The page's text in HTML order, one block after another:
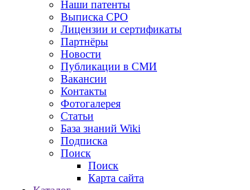
Наши патенты
Выписка СРО
Лицензии и сертификаты
Партнёры
Новости
Публикации в СМИ
Вакансии
Контакты
Фотогалерея
Статьи
База знаний Wiki
Подписка
Поиск
Поиск
Карта сайта